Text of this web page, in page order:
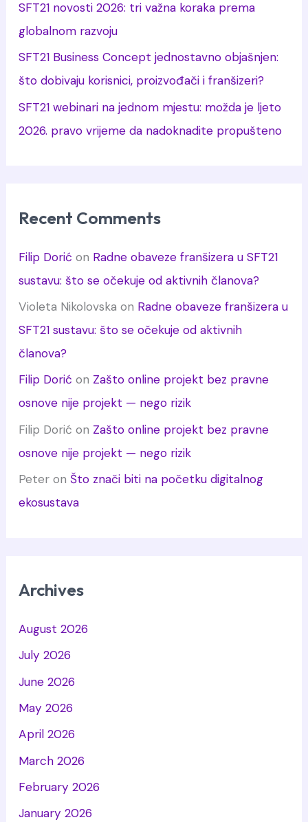
:SFT21 novosti 2026: tri važna koraka prema
globalnom razvoju
SFT21 Business Concept jednostavno objašnjen:
što dobivaju korisnici, proizvođači i franšizeri?
SFT21 webinari na jednom mjestu: možda je ljeto
2026. pravo vrijeme da nadoknadite propušteno
Recent Comments
Filip Dorić on Radne obaveze franšizera u SFT21
sustavu: što se očekuje od aktivnih članova?
Violeta Nikolovska on Radne obaveze franšizera u
SFT21 sustavu: što se očekuje od aktivnih
članova?
Filip Dorić on Zašto online projekt bez pravne
osnove nije projekt — nego rizik
Filip Dorić on Zašto online projekt bez pravne
osnove nije projekt — nego rizik
Peteron Što znači biti na početku digitalnog
ekosustava
Archives
August 2026
July 2026
June 2026
May 2026
April 2026
March 2026
February 2026
January 2026